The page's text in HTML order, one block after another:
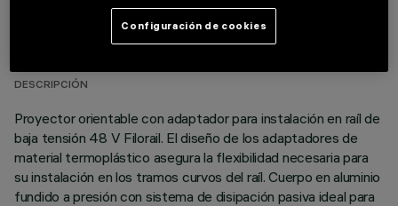
DATOS TÉCNICOS
ÚLTIMA ACTUALIZACIÓN: 03/08/2026
DESCRIPCIÓN
Proyector orientable con adaptador para instalación en raíl de
baja tensión 48 V Filorail. El diseño de los adaptadores de
material termoplástico asegura la flexibilidad necesaria para
su instalación en los tramos curvos del raíl. Cuerpo en aluminio
fundido a presión con sistema de disipación pasiva ideal para
Configuración de cookies